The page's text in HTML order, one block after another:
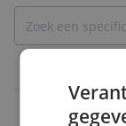
Doelgroep